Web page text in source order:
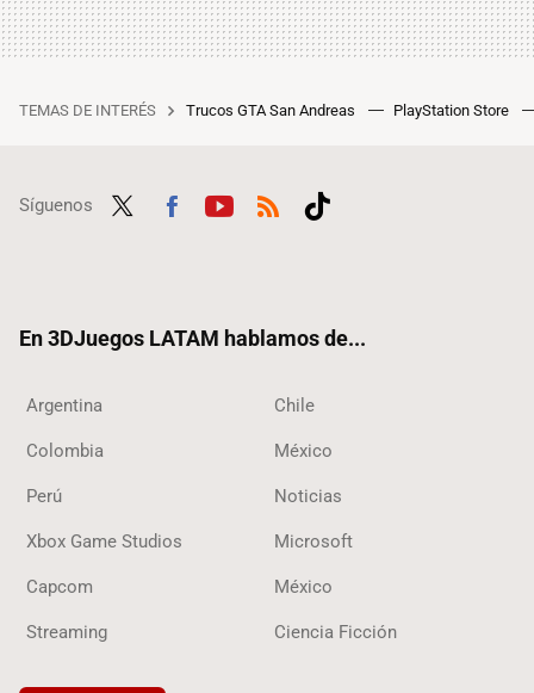
TEMAS DE INTERÉS Trucos GTA San Andreas PlayStation Store
Síguenos
En 3DJuegos LATAM hablamos de...
Argentina Chile
Colombia México
Perú Noticias
Xbox Game Studios Microsoft
Capcom México
Streaming Ciencia Ficción